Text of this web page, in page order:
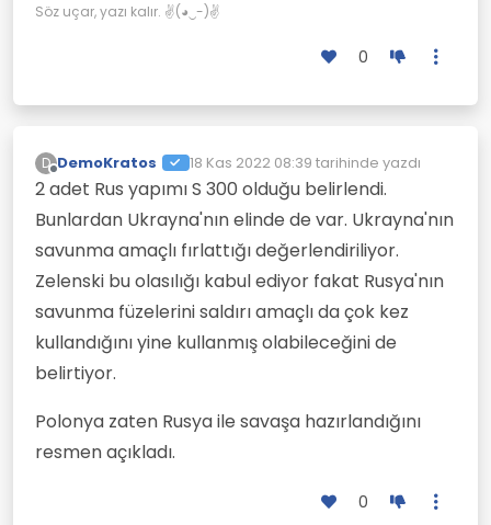
Söz uçar, yazı kalır. ✌(◕‿-)✌
0
D
Çevrimdışı
DemoKratos 18 Kas 2022 08:39 tarihinde yazdı
Son düzenleyen:
2 adet Rus yapımı S 300 olduğu belirlendi.
Bunlardan Ukrayna'nın elinde de var. Ukrayna'nın
savunma amaçlı fırlattığı değerlendiriliyor.
Zelenski bu olasılığı kabul ediyor fakat Rusya'nın
savunma füzelerini saldırı amaçlı da çok kez
kullandığını yine kullanmış olabileceğini de
belirtiyor.
Polonya zaten Rusya ile savaşa hazırlandığını
resmen açıkladı.
0